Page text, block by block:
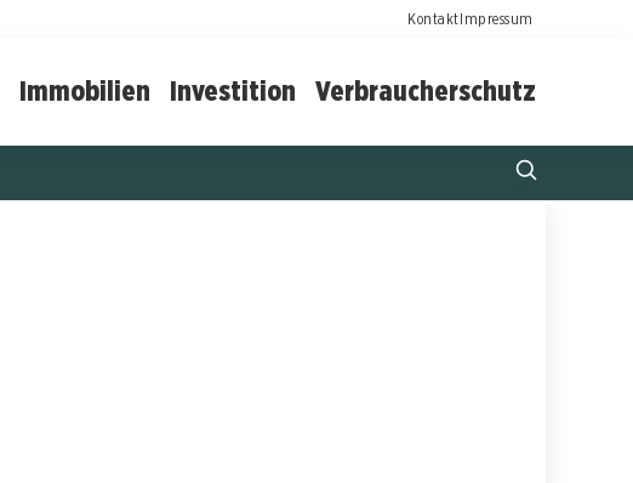
KontaktImpressum
Immobilien Investition Verbraucherschutz